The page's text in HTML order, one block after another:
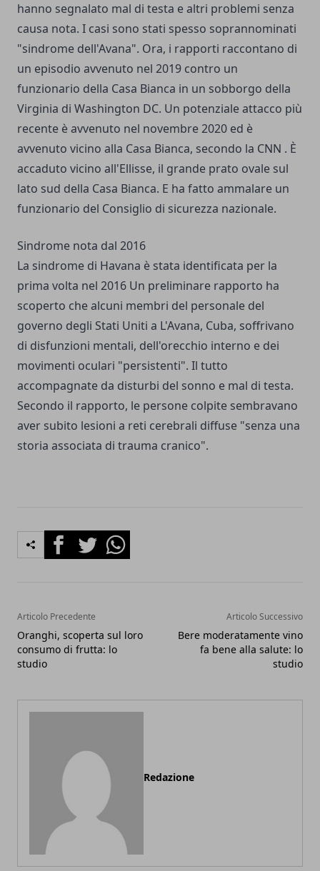
hanno segnalato mal di testa e altri problemi senza
causa nota. I casi sono stati spesso soprannominati
"sindrome dell'Avana". Ora, i rapporti raccontano di
un episodio avvenuto nel 2019 contro un
funzionario della Casa Bianca in un sobborgo della
Virginia di Washington DC. Un potenziale attacco più
recente è avvenuto nel novembre 2020 ed è
avvenuto vicino alla Casa Bianca, secondo la CNN . È
accaduto vicino all'Ellisse, il grande prato ovale sul
lato sud della Casa Bianca. E ha fatto ammalare un
funzionario del Consiglio di sicurezza nazionale.
Sindrome nota dal 2016
La sindrome di Havana è stata identificata per la
prima volta nel 2016 Un preliminare rapporto ha
scoperto che alcuni membri del personale del
governo degli Stati Uniti a L'Avana, Cuba, soffrivano
di disfunzioni mentali, dell'orecchio interno e dei
movimenti oculari "persistenti". Il tutto
accompagnate da disturbi del sonno e mal di testa.
Secondo il rapporto, le persone colpite sembravano
aver subito lesioni a reti cerebrali diffuse "senza una
storia associata di trauma cranico".
FacebookTwitterWhatsapp
Articolo Precedente
Oranghi, scoperta sul loro
consumo di frutta: lo
studio
Articolo Successivo
Bere moderatamente vino
fa bene alla salute: lo
studio
Redazione